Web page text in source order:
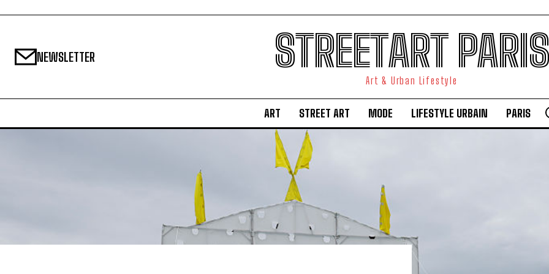
NEWSLETTER STREETART PARIS
Art & Urban Lifestyle
ART STREET ART MODE LIFESTYLE URBAIN PARIS